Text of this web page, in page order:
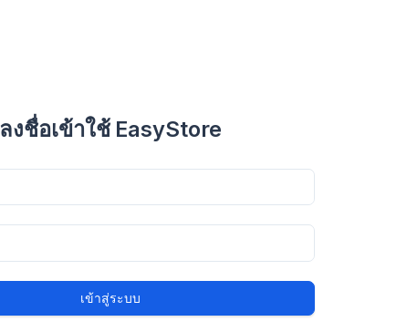
ลงชื่อเข้าใช้ EasyStore
เข้าสู่ระบบ